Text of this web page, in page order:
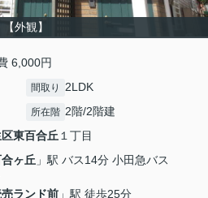
【外観】
6,000円
間取り 2LDK
所在階 2階/2階建
東百合丘１丁目
ヶ丘 」駅 バス14分 小田急バス
ランド前 」駅 徒歩25分